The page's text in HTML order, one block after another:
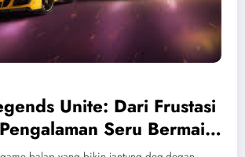
Unite: Dari Frustasi
Seru Bermain
Ini